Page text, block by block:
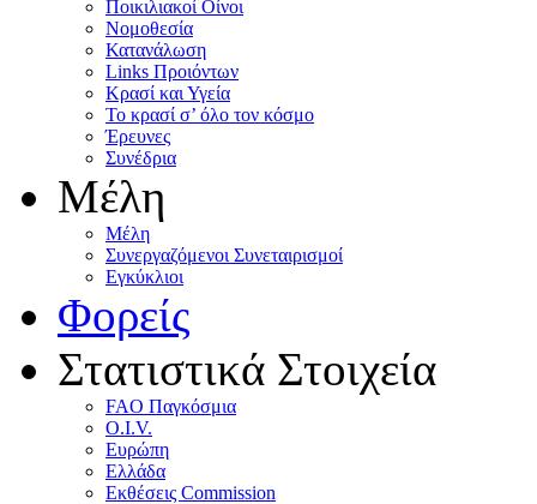
Ποικιλιακοί Oίνοι
Nομοθεσία
Κατανάλωση
Links Προιόντων
Κρασί και Υγεία
To κρασί σ’ όλο τον κόσμο
Έρευνες
Συνέδρια
Μέλη
Mέλη
Συνεργαζόμενοι Συνεταιρισμοί
Εγκύκλιοι
Φορείς
Στατιστικά Στοιχεία
FAO Παγκόσμια
O.I.V.
Ευρώπη
Ελλάδα
Eκθέσεις Commission